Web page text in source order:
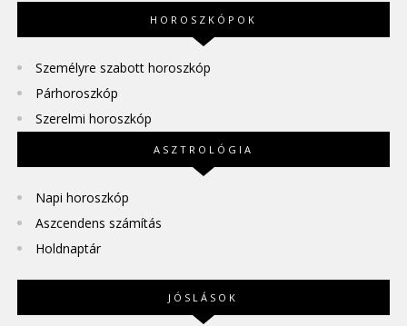
HOROSZKÓPOK
Személyre szabott horoszkóp
Párhoroszkóp
Szerelmi horoszkóp
ASZTROLÓGIA
Napi horoszkóp
Aszcendens számítás
Holdnaptár
JÓSLÁSOK